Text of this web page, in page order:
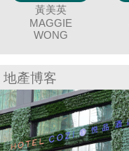
聶美玲
MAY NIP
唐英霞
DEBBIE TONG
冼嘉臻
BORIS SIN
廖細鳳
SISI LIAO
黃美英
MAGGIE
WONG
地產博客